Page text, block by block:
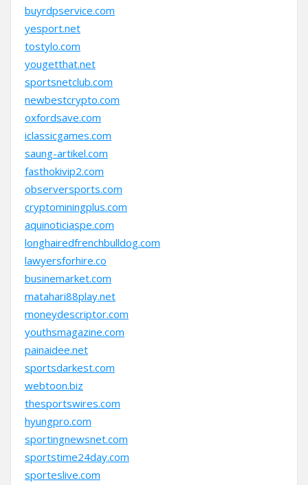
buyrdpservice.com
yesport.net
tostylo.com
yougetthat.net
sportsnetclub.com
newbestcrypto.com
oxfordsave.com
iclassicgames.com
saung-artikel.com
fasthokivip2.com
observersports.com
cryptominingplus.com
aquinoticiaspe.com
longhairedfrenchbulldog.com
lawyersforhire.co
businemarket.com
matahari88play.net
moneydescriptor.com
youthsmagazine.com
painaidee.net
sportsdarkest.com
webtoon.biz
thesportswires.com
hyungpro.com
sportingnewsnet.com
sportstime24day.com
sporteslive.com